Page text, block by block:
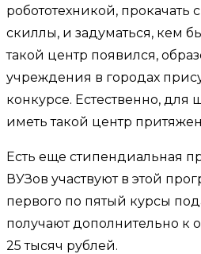
робототехникой, прокачать
скиллы, и задуматься, кем
такой центр появился,
учреждения в городах
конкурсе. Естественно, для
иметь такой центр
Есть еще стипендиальная
ВУЗов участвуют в этой
первого по пятый курсы
получают дополнительно к
25 тысяч рублей.